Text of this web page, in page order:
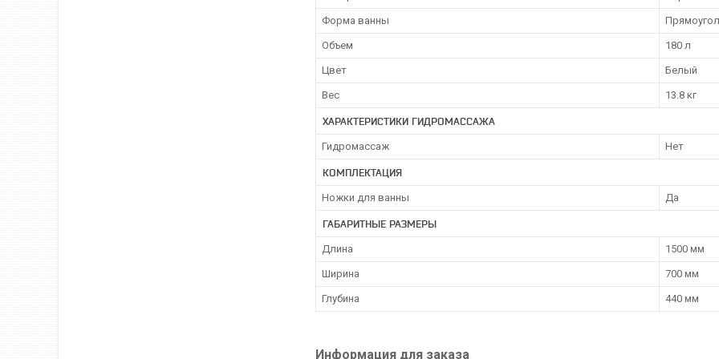
Форма ванны
Объем 180 л
Цвет Белый
Вес 13.8 кг
ХАРАКТЕРИСТИКИ ГИДРОМАССАЖА
Гидромассаж Нет
КОМПЛЕКТАЦИЯ
Ножки для ванны Да
ГАБАРИТНЫЕ РАЗМЕРЫ
Длина 1500 мм
Ширина 700 мм
Глубина 440 мм
Информация для заказа